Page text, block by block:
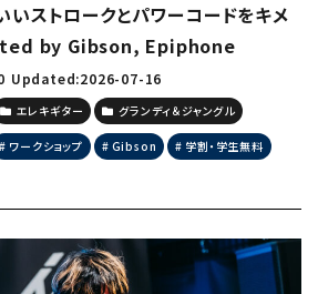
いストロークとパワーコードをキメ
by Gibson, Epiphone
Updated:2026-07-16
エレキギター グランディ＆ジャングル
ワークショップ Gibson 学割・学生無料